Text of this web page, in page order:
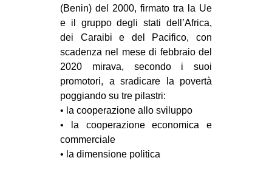
AMERICHE
ESTREMO ORIENTE
EUROPA
MEDIO ORIENTE
MONDO
EVENTI
(Benin) del 2000, firmato tra la Ue
e il gruppo degli stati dell’Africa,
dei Caraibi e del Pacifico, con
scadenza nel mese di febbraio del
2020 mirava, secondo i suoi
promotori, a sradicare la povertà
poggiando su tre pilastri:
• la cooperazione allo sviluppo
• la cooperazione economica e
commerciale
• la dimensione politica